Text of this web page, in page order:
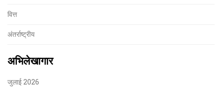
वित्त
अंतर्राष्ट्रीय
अभिलेखागार
जुलाई 2026